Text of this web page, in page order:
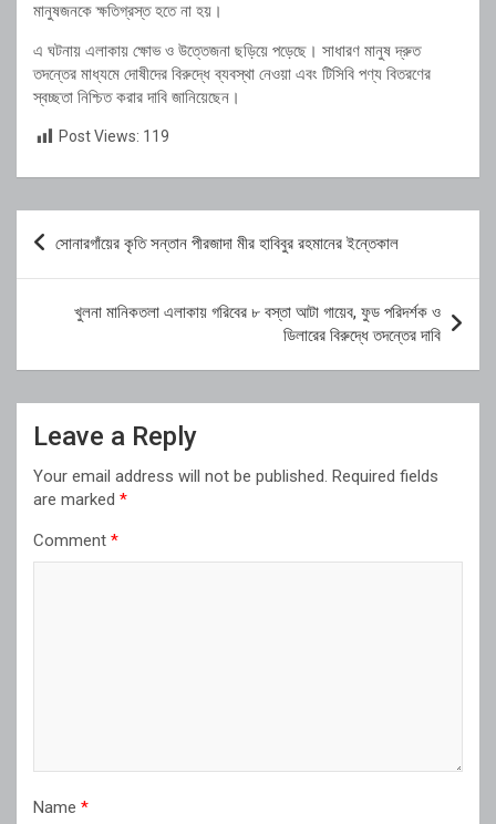
মানুষজনকে ক্ষতিগ্রস্ত হতে না হয়।
এ ঘটনায় এলাকায় ক্ষোভ ও উত্তেজনা ছড়িয়ে পড়েছে। সাধারণ মানুষ দ্রুত
তদন্তের মাধ্যমে দোষীদের বিরুদ্ধে ব্যবস্থা নেওয়া এবং টিসিবি পণ্য বিতরণের
স্বচ্ছতা নিশ্চিত করার দাবি জানিয়েছেন।
Post Views: 119
Post
navigation
সোনারগাঁয়ের কৃতি সন্তান পীরজাদা মীর হাবিবুর রহমানের ইন্তেকাল
খুলনা মানিকতলা এলাকায় গরিবের ৮ বস্তা আটা গায়েব, ফুড পরিদর্শক ও
ডিলারের বিরুদ্ধে তদন্তের দাবি
Leave a Reply
Your email address will not be published. Required fields
are marked *
Comment *
Name *